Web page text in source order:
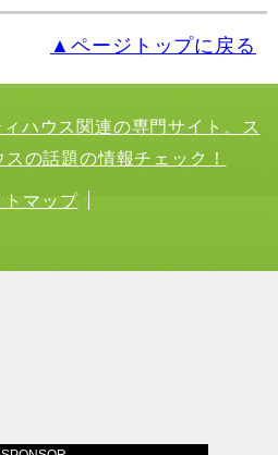
▲ページトップに戻る
ハウス関連の専門サイト。ス
の話題の情報チェック！
トマップ